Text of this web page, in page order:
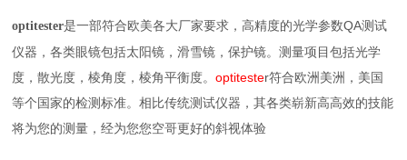
optitester是一部符合欧美各大厂家要求，高精度的光学参数QA测试
仪器，各类眼镜包括太阳镜，滑雪镜，保护镜。测量项目包括光学
度，散光度，棱角度，棱角平衡度。optitester符合欧洲美洲，美国
等个国家的检测标准。相比传统测试仪器，其各类崭新高高效的技能
将为您的测量，经为您您空哥更好的斜视体验